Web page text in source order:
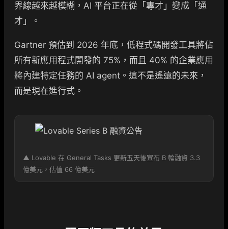
界線越來越模糊，AI 平台正在從「專才」變成「通
才」。
Gartner 預估到 2026 年底，低程式碼開發工具將佔
所有新應用程式開發的 75%，而且 40% 的企業應用
將內建特定任務的 AI agent。這不是遙遠的未來，
而是現在進行式。
▲ Lovable 在 General Tasks 更新五天後宣布 B 輪融資 3.3
億美元，估值 66 億美元